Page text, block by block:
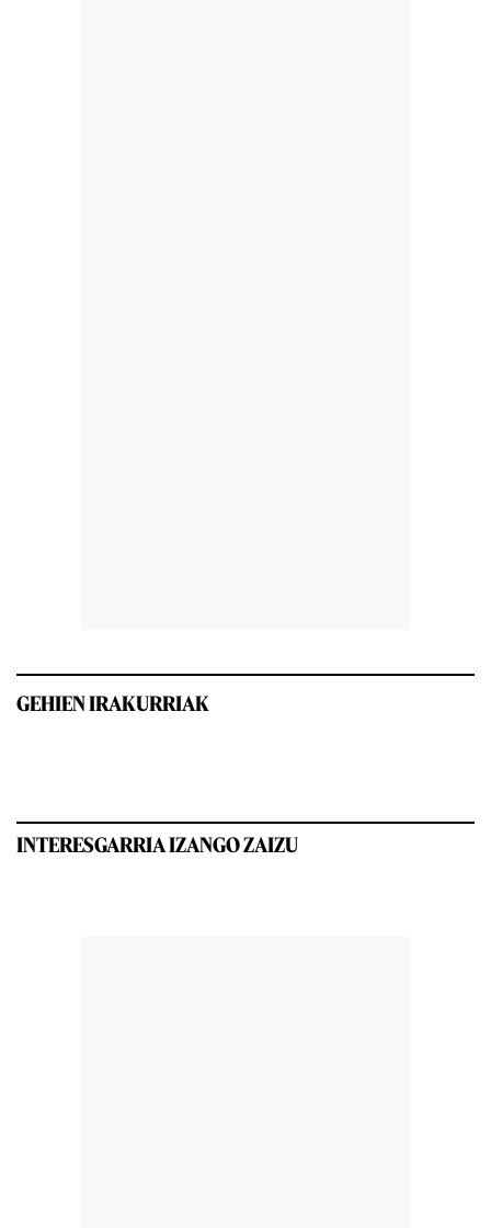
GEHIEN IRAKURRIAK
INTERESGARRIA IZANGO ZAIZU